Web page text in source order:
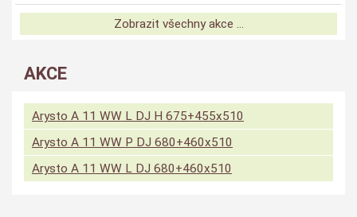
Zobrazit všechny akce ...
AKCE
Arysto A 11 WW L DJ H 675+455x510
Arysto A 11 WW P DJ 680+460x510
Arysto A 11 WW L DJ 680+460x510